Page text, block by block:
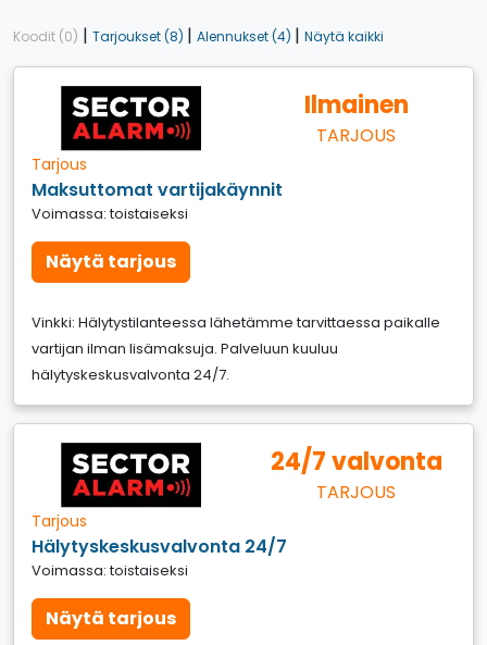
Koodit (0) | Tarjoukset (8) | Alennukset (4) | Näytä kaikki
Ilmainen
TARJOUS
Tarjous
Maksuttomat vartijakäynnit
Voimassa: toistaiseksi
Näytä tarjous
Vinkki: Hälytystilanteessa lähetämme tarvittaessa paikalle
vartijan ilman lisämaksuja. Palveluun kuuluu
hälytyskeskusvalvonta 24/7.
24/7 valvonta
TARJOUS
Tarjous
Hälytyskeskusvalvonta 24/7
Voimassa: toistaiseksi
Näytä tarjous